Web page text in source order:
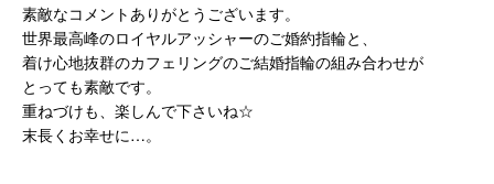
素敵なコメントありがとうございます。
世界最高峰のロイヤルアッシャーのご婚約指輪と、
着け心地抜群のカフェリングのご結婚指輪の組み合わせが
とっても素敵です。
重ねづけも、楽しんで下さいね☆
末長くお幸せに…。